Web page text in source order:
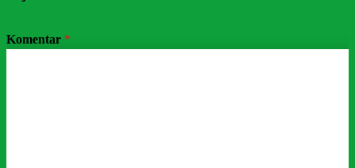
Komentar *